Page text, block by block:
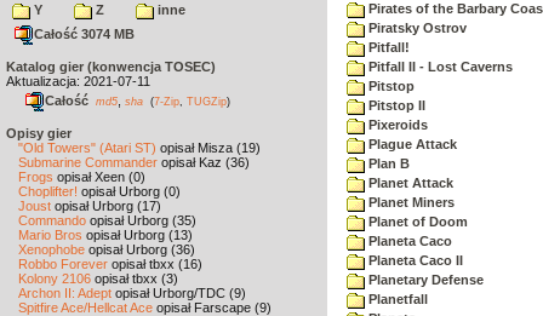
Y
Z
inne
Całość 3074 MB
Katalog gier (konwencja TOSEC)
Aktualizacja: 2021-07-11
Całość md5 sha (7-Zip TUGZip)
Opisy gier
"Old Towers" (Atari ST) opisał Misza (19)
Submarine Commander opisał Kaz (36)
Frogs opisał Xeen (0)
Choplifter! opisał Urborg (0)
Joust opisał Urborg (17)
Commando opisał Urborg (35)
Mario Bros opisał Urborg (13)
Xenophobe opisał Urborg (36)
Robbo Forever opisał tbxx (16)
Kolony 2106 opisał tbxx (3)
Archon II: Adept opisał Urborg/TDC (9)
Spitfire Ace/Hellcat Ace opisał Farscape (9)
Pirates of the Barbary
Piratsky Ostrov
Pitfall!
Pitfall II - Lost Caverns
Pitstop
Pitstop II
Pixeroids
Plague Attack
Plan B
Planet Attack
Planet Miners
Planet of Doom
Planeta Caco
Planeta Caco II
Planetary Defense
Planetfall